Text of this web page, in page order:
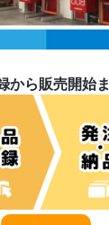
から販売開始